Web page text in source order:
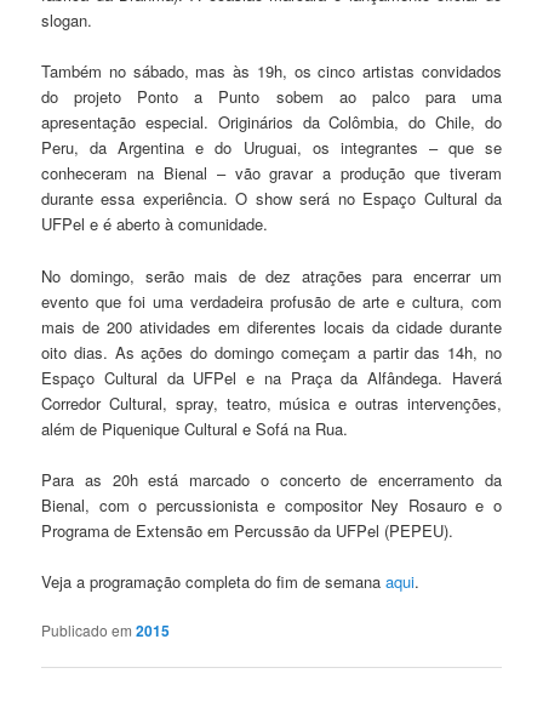
slogan.
Também no sábado, mas às 19h, os cinco artistas convidados
do projeto Ponto a Punto sobem ao palco para uma
apresentação especial. Originários da Colômbia, do Chile, do
Peru, da Argentina e do Uruguai, os integrantes – que se
conheceram na Bienal – vão gravar a produção que tiveram
durante essa experiência. O show será no Espaço Cultural da
UFPel e é aberto à comunidade.
No domingo, serão mais de dez atrações para encerrar um
evento que foi uma verdadeira profusão de arte e cultura, com
mais de 200 atividades em diferentes locais da cidade durante
oito dias. As ações do domingo começam a partir das 14h, no
Espaço Cultural da UFPel e na Praça da Alfândega. Haverá
Corredor Cultural, spray, teatro, música e outras intervenções,
além de Piquenique Cultural e Sofá na Rua.
Para as 20h está marcado o concerto de encerramento da
Bienal, com o percussionista e compositor Ney Rosauro e o
Programa de Extensão em Percussão da UFPel (PEPEU).
Veja a programação completa do fim de semanaaqui.
Publicado em 2015